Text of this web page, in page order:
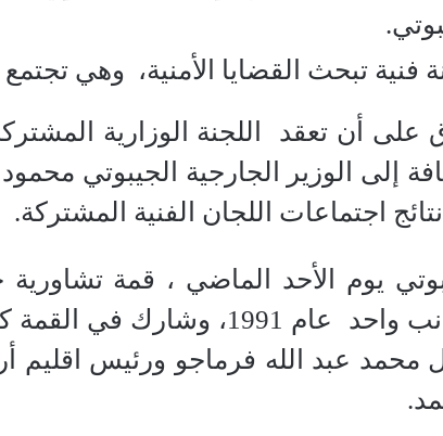
تبحث القضايا الأمنية، وهي تجتمع أيضا خلال 15
على أن تعقد اللجنة الوزارية
اجتماعات اللجان الفنية المشتركة.
يوم الأحد الماضي ، قمة
انفصاله من جانب واحد عام
محمد عبد الله فرماجو ورئيس